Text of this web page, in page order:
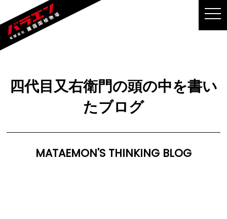
四代目又右衛門の頭の中を書い
たブログ
MATAEMON'S THINKING BLOG